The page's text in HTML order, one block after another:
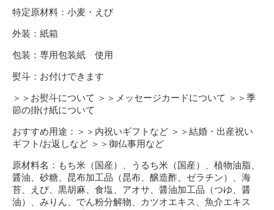
特定原材料：小麦・えび
外装：紙箱
包装：専用包装紙 使用
熨斗：お付けできます
＞＞お熨斗について ＞＞メッセージカードについて ＞＞季
節の掛け紙について
おすすめ用途： ＞＞内祝いギフトなど ＞＞結婚・出産祝い
ギフト/お返しなど ＞＞御仏事用など
原材料名：もち米（国産）、うるち米（国産）、植物油脂、
醤油、砂糖、昆布加工品（昆布、醸造酢、ゼラチン）、海
苔、えび、黒胡麻、食塩、アオサ、醤油加工品（つゆ、醤
油）、みりん、でん粉分解物、カツオエキス、魚介エキス